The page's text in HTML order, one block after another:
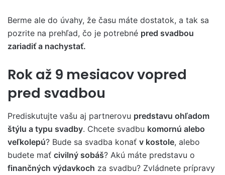
Berme ale do úvahy, že času máte dostatok, a tak sa
pozrite na prehľad, čo je potrebné pred svadbou
zariadiť a nachystať.
Rok až 9 mesiacov vopred
pred svadbou
Prediskutujte vašu aj partnerovu predstavu ohľadom
štýlu a typu svadby. Chcete svadbu komornú alebo
veľkolepú? Bude sa svadba konať v kostole, alebo
budete mať civilný sobáš? Akú máte predstavu o
finančných výdavkoch za svadbu? Zvládnete prípravy